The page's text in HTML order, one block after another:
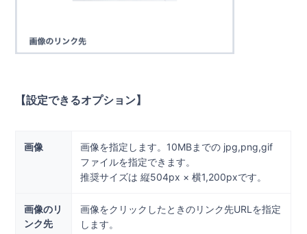
【設定できるオプション】
画像
画像を指定します。10MBまでの jpg,png,gif
ファイルを指定できます。
推奨サイズは 縦504px × 横1,200pxです。
画像のリ
ンク先
画像をクリックしたときのリンク先URLを指定
します。